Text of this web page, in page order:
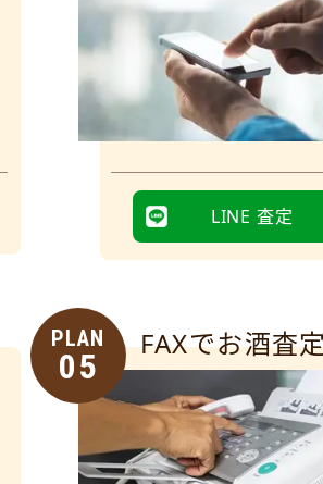
LINE 査定
PLAN
05
FAXでお酒査